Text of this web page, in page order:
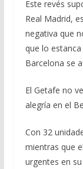
Este revés
Real Madrid,
negativa que
que lo
Barcelona se
El Getafe no
alegría en el
Con 32
mientras que
urgentes en